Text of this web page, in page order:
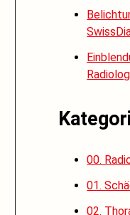
00.
01.
02.